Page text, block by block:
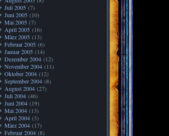
Juli 2005 (7)
Juni 2005 (10)
Mai 2005 (7)
April 2005 (16)
März 2005 (13)
Februar 2005 (6)
Januar 2005 (14)
Dezember 2004 (12)
November 2004 (11)
Oktober 2004 (12)
September 2004 (8)
August 2004 (27)
Juli 2004 (46)
Juni 2004 (19)
Mai 2004 (13)
April 2004 (3)
März 2004 (17)
Februar 2004 (8)